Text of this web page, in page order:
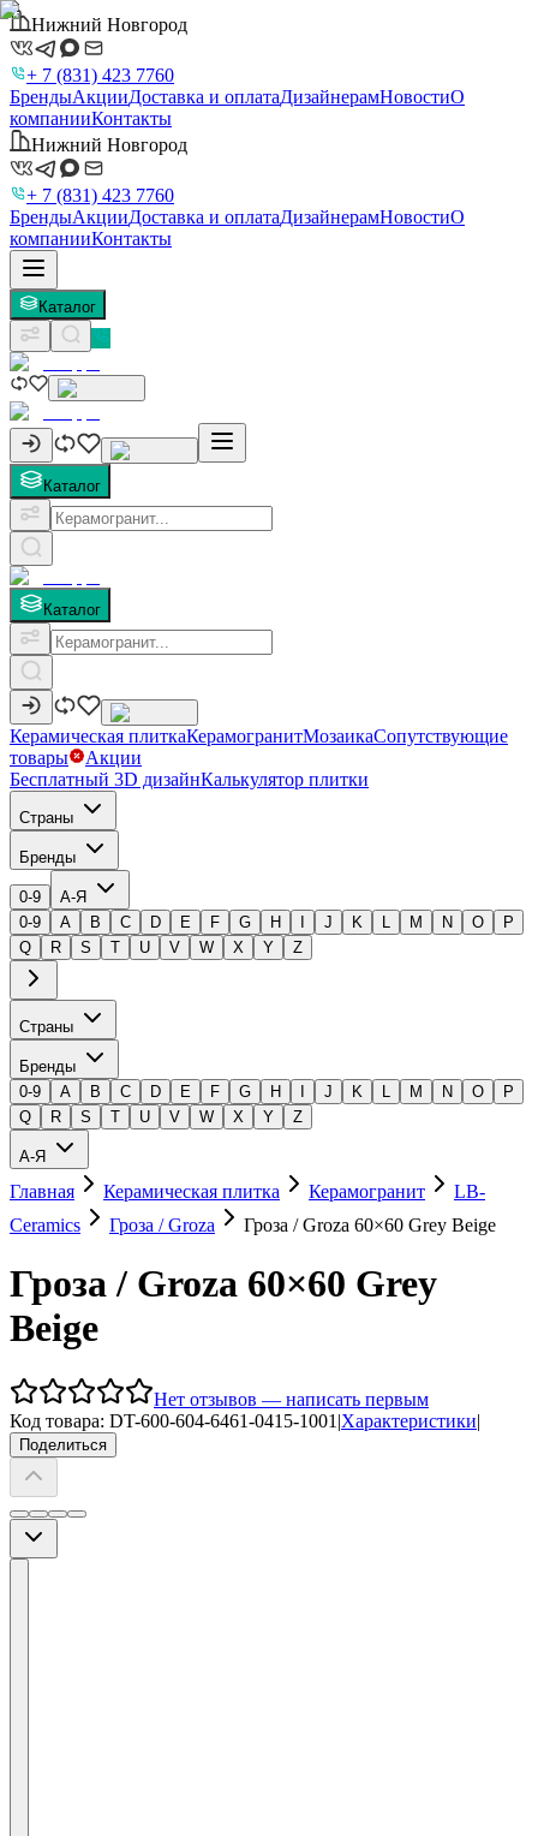
Нижний Новгород
+ 7 (831) 423 7760
БрендыАкцииДоставка и оплатаДизайнерамНовостиО
компанииКонтакты
Нижний Новгород
+ 7 (831) 423 7760
БрендыАкцииДоставка и оплатаДизайнерамНовостиО
компанииКонтакты
Каталог
Каталог
Каталог
Керамическая плиткаКерамогранитМозаикаСопутствующие
товары
Акции
Бесплатный 3D дизайнКалькулятор плитки
Страны
Бренды
0-9
А-Я
0-9
A B C D E F G H J K L M N O
P
Q
R S T U V W X Y Z
Страны
Бренды
0-9
A B C D E F G H J K L M N O
P
Q
R S T U V W X Y Z
А-Я
Главная Керамическая плитка Керамогранит
LB-
Ceramics
Гроза / Groza Гроза / Groza 60×60 Grey Beige
Гроза / Groza 60×60 Grey
Beige
Нет отзывов — написать первым
Код товара: DT-600-604-6461-0415-1001 |Характеристики|
Поделиться